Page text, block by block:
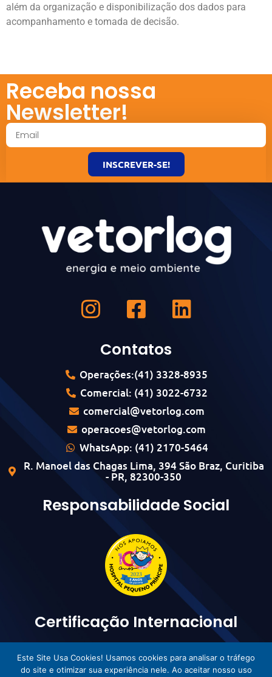
além da organização e disponibilização dos dados para
acompanhamento e tomada de decisão.
Receba nossa
Newsletter!
INSCREVER-SE!
Contatos
Operações:(41) 3328-8935
Comercial: (41) 3022-6732
comercial@vetorlog.com
operacoes@vetorlog.com
WhatsApp: (41) 2170-5464
R. Manoel das Chagas Lima, 394 São Braz, Curitiba
- PR, 82300-350
Responsabilidade Social
Certificação Internacional
Este Site Usa Cookies! Usamos cookies para analisar o tráfego
do site e otimizar sua experiência nele. Ao aceitar nosso uso